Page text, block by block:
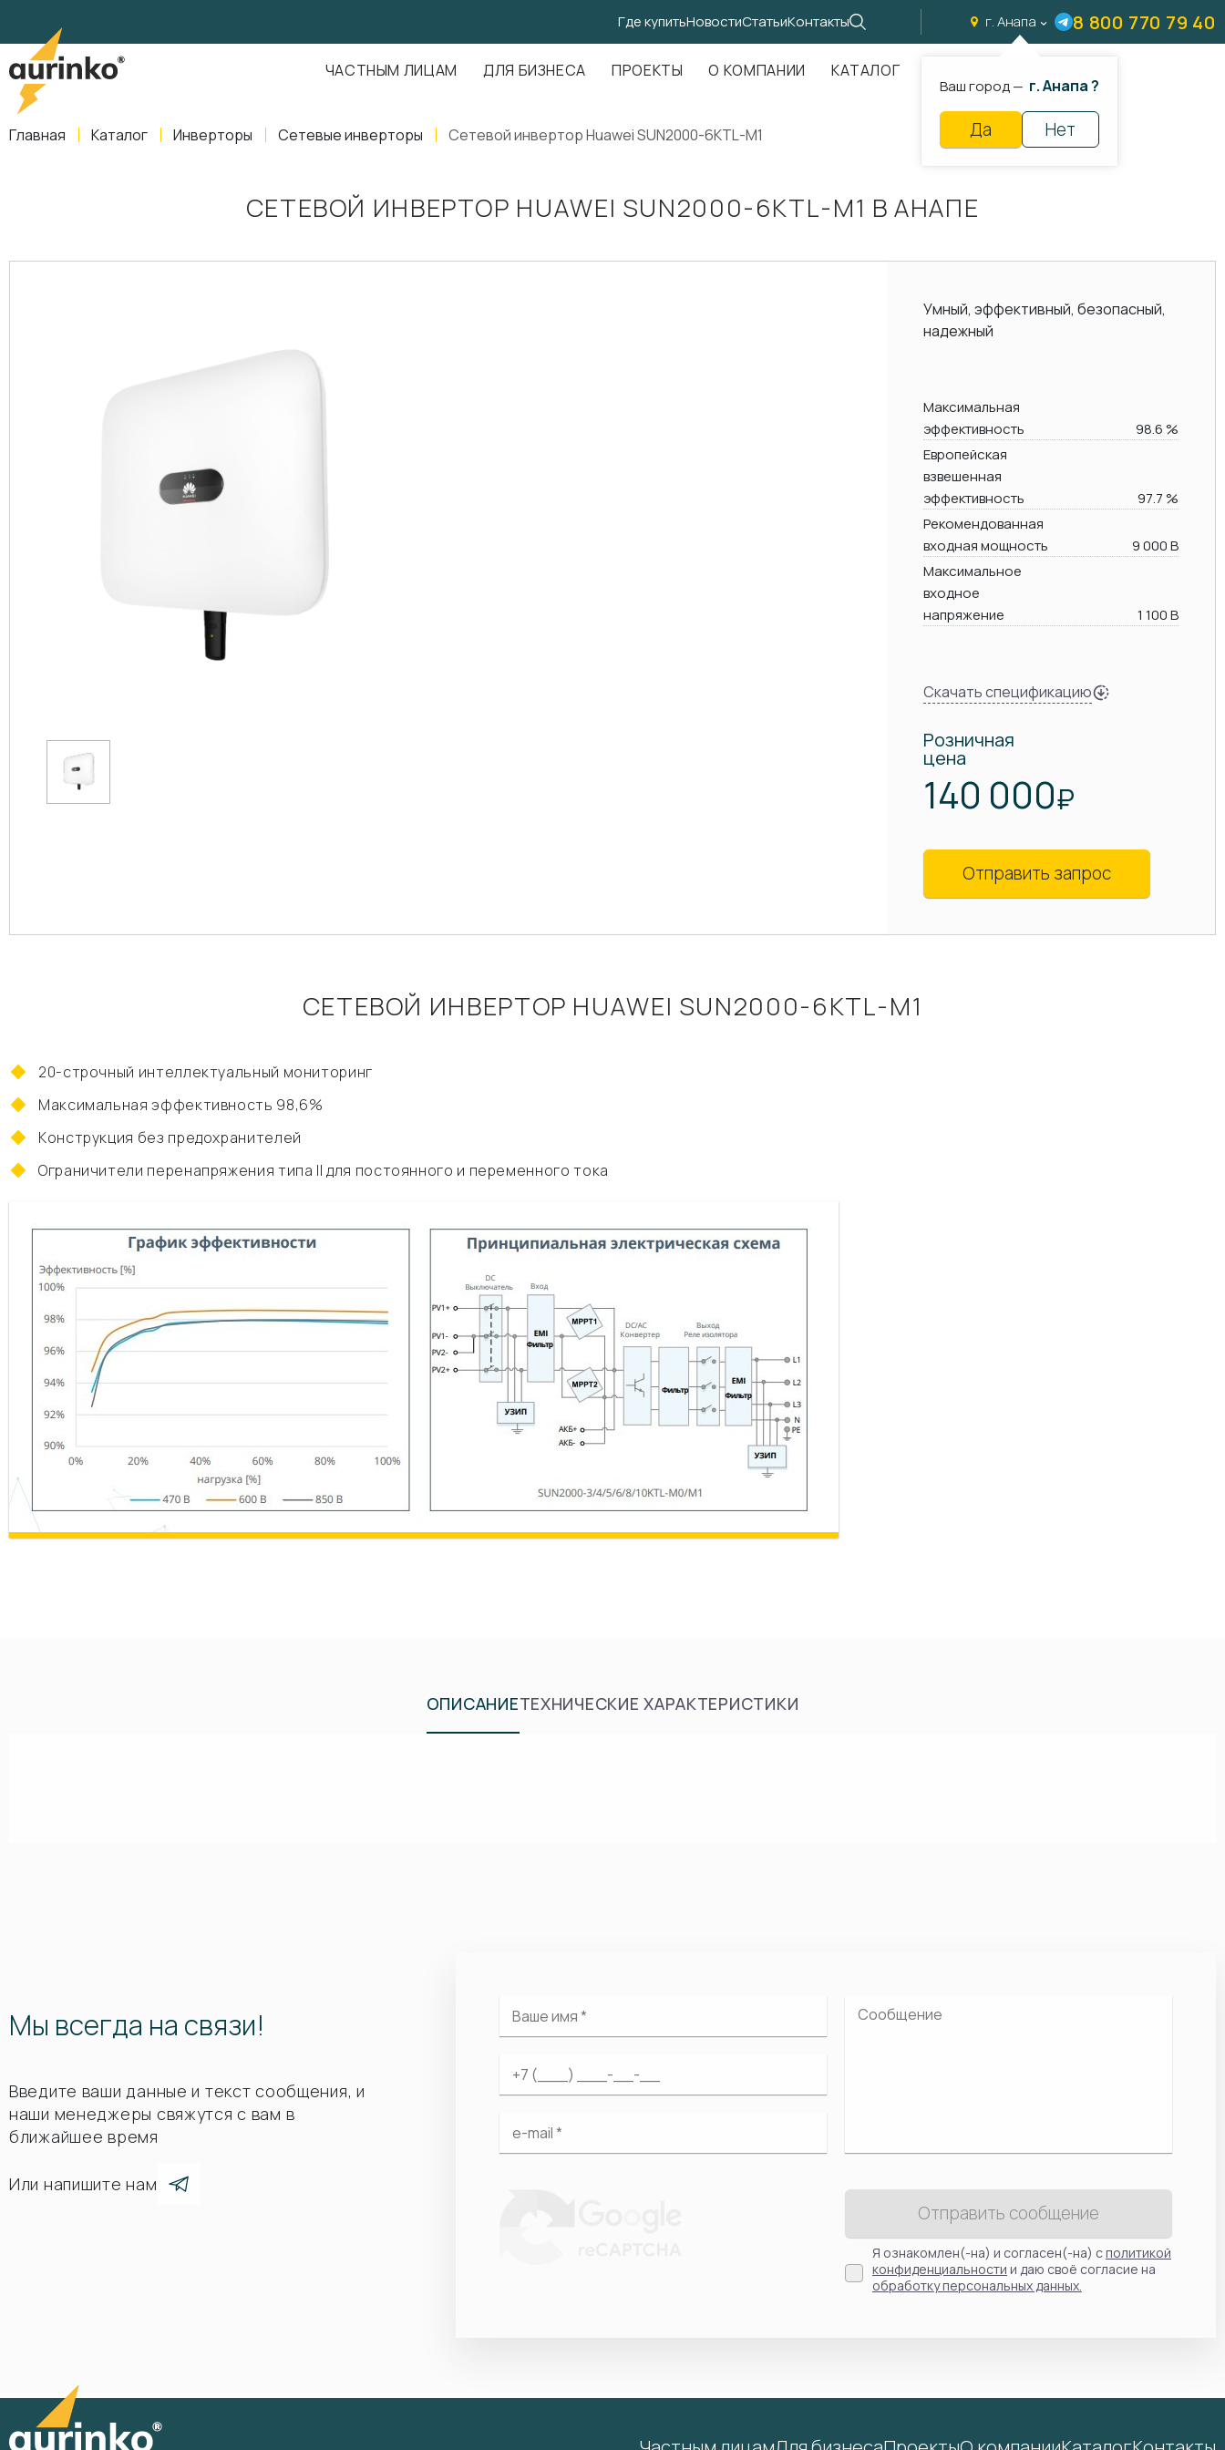
Где купитьНовостиСтатьиКонтакты г. Анапа
Ваш город — г. Анапа ?
Да Нет
8 800 770 79 40
ЧАСТНЫМ ЛИЦАМ ДЛЯ БИЗНЕСА ПРОЕКТЫ О КОМПАНИИ КАТАЛОГ
Главная Каталог Инверторы Сетевые инверторы Сетевой инвертор Huawei SUN2000-6KTL-M1
СЕТЕВОЙ ИНВЕРТОР HUAWEI SUN2000-6KTL-M1 В АНАПЕ
Умный, эффективный, безопасный,
надежный
Максимальная
эффективность
98.6 %
Европейская
взвешенная
эффективность
97.7 %
Рекомендованная
входная мощность
9 000 В
Максимальное
входное
напряжение
1 100 В
Скачать спецификацию
Розничная
цена
140 000₽
Отправить запрос
СЕТЕВОЙ ИНВЕРТОР HUAWEI SUN2000-6KTL-M1
20-строчный интеллектуальный мониторинг
Максимальная эффективность 98,6%
Конструкция без предохранителей
Ограничители перенапряжения типа II для постоянного и переменного тока
ОПИСАНИЕТЕХНИЧЕСКИЕ ХАРАКТЕРИСТИКИ
Мы всегда на связи!
Введите ваши данные и текст сообщения, и
наши менеджеры свяжутся с вам в
ближайшее время
Или напишите нам
Отправить сообщение
Я ознакомлен(-на) и согласен(-на) сполитикой
конфиденциальности и даю своё согласие на
обработку персональных данных.
,Свердловская область
info@aurinkos.com
8-800-770-79-40